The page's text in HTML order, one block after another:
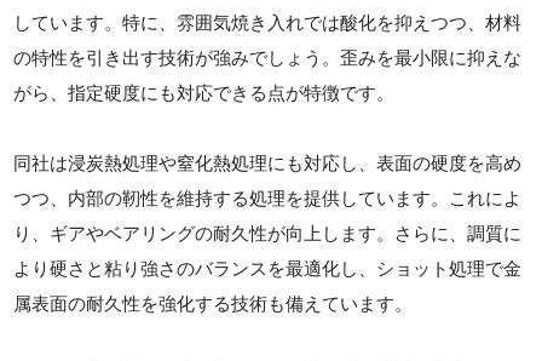
しています。特に、雰囲気焼き入れでは酸化を抑えつつ、材料
の特性を引き出す技術が強みでしょう。歪みを最小限に抑えな
がら、指定硬度にも対応できる点が特徴です。
同社は浸炭熱処理や窒化熱処理にも対応し、表面の硬度を高め
つつ、内部の靭性を維持する処理を提供しています。これによ
り、ギアやベアリングの耐久性が向上します。さらに、調質に
より硬さと粘り強さのバランスを最適化し、ショット処理で金
属表面の耐久性を強化する技術も備えています。